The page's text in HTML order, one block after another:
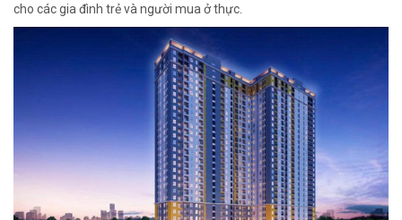
cho các gia đình trẻ và người mua ở thực.